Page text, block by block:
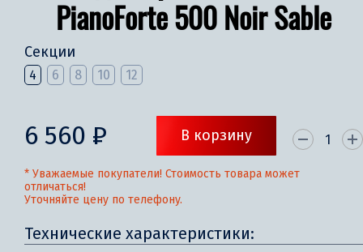
PianoForte 500 Noir Sable
Секции
4 6 8 10 12
6 560 ₽ В корзину
* Уважаемые покупатели! Стоимость товара может
отличаться!
Уточняйте цену по телефону.
Технические характеристики: